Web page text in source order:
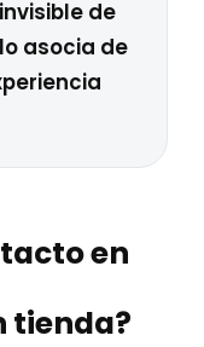
de
asocia de
en
tienda?